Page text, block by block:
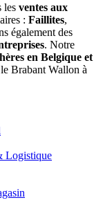
les ventes aux
: Faillites,
également des
. Notre
en Belgique et
Brabant Wallon à
Logistique